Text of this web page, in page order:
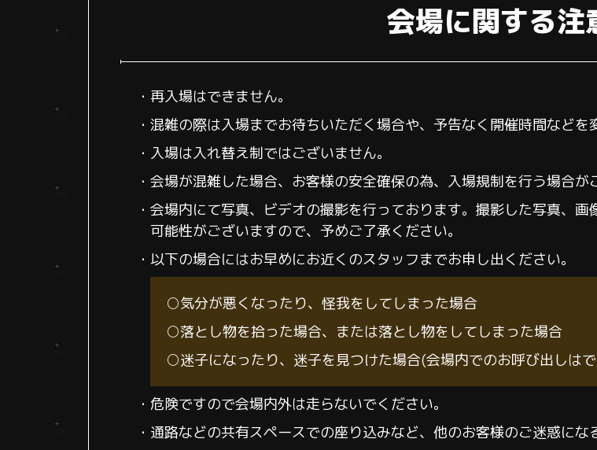
会場に関する注
・再入場はできません。
・混雑の際は入場までお待ちいただく場合や、予告なく開催時間などを
・入場は入れ替え制ではございません。
・会場が混雑した場合、お客様の安全確保の為、入場規制を行う場合が
・会場内にて写真、ビデオの撮影を行っております。撮影した写真、
可能性がございますので、予めご了承ください。
・以下の場合にはお早めにお近くのスタッフまでお申し出ください。
○気分が悪くなったり、怪我をしてしまった場合
○落とし物を拾った場合、または落とし物をしてしまった場合
○迷子になったり、迷子を見つけた場合(会場内でのお呼び出しは
・危険ですので会場内外は走らないでください。
・通路などの共有スペースでの座り込みなど、他のお客様のご迷惑にな